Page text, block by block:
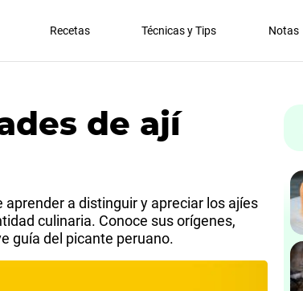
Recetas Técnicas y Tips Notas
de ají
aprender a distinguir y apreciar los ajíes
culinaria. Conoce sus orígenes,
guía del picante peruano.